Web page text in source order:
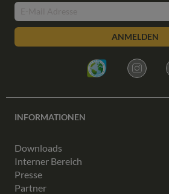
ANMELDEN
INFORMATIONEN
Downloads
Interner Bereich
Presse
Partner